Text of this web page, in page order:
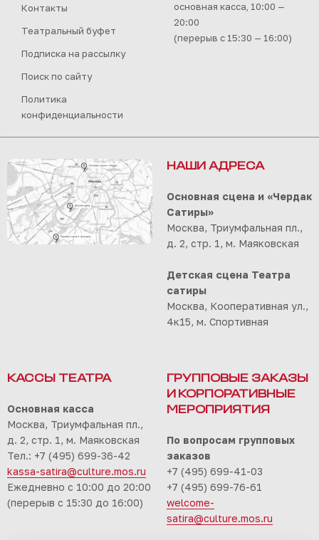
Контакты
Театральный буфет
Подписка на рассылку
Поиск по сайту
Политика
конфиденциальности
основная касса, 10:00 —
20:00
(перерыв с 15:30 — 16:00)
НАШИ АДРЕСА
Основная сцена и «Чердак
Сатиры»
Москва, Триумфальная пл.,
д. 2, стр. 1, м. Маяковская
Детская сцена Театра
сатиры
Москва, Кооперативная ул.,
4к15, м. Спортивная
КАССЫ ТЕАТРА
Основная касса
Москва, Триумфальная пл.,
д. 2, стр. 1, м. Маяковская
Тел.: +7 (495) 699-36-42
kassa-satira@culture.mos.ru
Ежедневно с 10:00 до 20:00
(перерыв с 15:30 до 16:00)
ГРУППОВЫЕ ЗАКАЗЫ
И КОРПОРАТИВНЫЕ
МЕРОПРИЯТИЯ
По вопросам групповых
заказов
+7 (495) 699-41-03
+7 (495) 699-76-61
welcome-
satira@culture.mos.ru